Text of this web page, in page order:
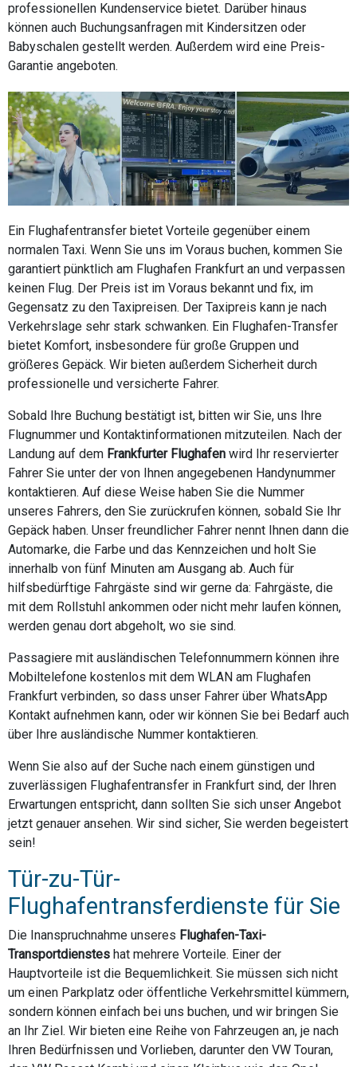
professionellen Kundenservice bietet. Darüber hinaus
können auch Buchungsanfragen mit Kindersitzen oder
Babyschalen gestellt werden. Außerdem wird eine Preis-
Garantie angeboten.
Ein Flughafentransfer bietet Vorteile gegenüber einem
normalen Taxi. Wenn Sie uns im Voraus buchen, kommen Sie
garantiert pünktlich am Flughafen Frankfurt an und verpassen
keinen Flug. Der Preis ist im Voraus bekannt und fix, im
Gegensatz zu den Taxipreisen. Der Taxipreis kann je nach
Verkehrslage sehr stark schwanken. Ein Flughafen-Transfer
bietet Komfort, insbesondere für große Gruppen und
größeres Gepäck. Wir bieten außerdem Sicherheit durch
professionelle und versicherte Fahrer.
Sobald Ihre Buchung bestätigt ist, bitten wir Sie, uns Ihre
Flugnummer und Kontaktinformationen mitzuteilen. Nach der
Landung auf dem Frankfurter Flughafen wird Ihr reservierter
Fahrer Sie unter der von Ihnen angegebenen Handynummer
kontaktieren. Auf diese Weise haben Sie die Nummer
unseres Fahrers, den Sie zurückrufen können, sobald Sie Ihr
Gepäck haben. Unser freundlicher Fahrer nennt Ihnen dann die
Automarke, die Farbe und das Kennzeichen und holt Sie
innerhalb von fünf Minuten am Ausgang ab. Auch für
hilfsbedürftige Fahrgäste sind wir gerne da: Fahrgäste, die
mit dem Rollstuhl ankommen oder nicht mehr laufen können,
werden genau dort abgeholt, wo sie sind.
Passagiere mit ausländischen Telefonnummern können ihre
Mobiltelefone kostenlos mit dem WLAN am Flughafen
Frankfurt verbinden, so dass unser Fahrer über WhatsApp
Kontakt aufnehmen kann, oder wir können Sie bei Bedarf auch
über Ihre ausländische Nummer kontaktieren.
Wenn Sie also auf der Suche nach einem günstigen und
zuverlässigen Flughafentransfer in Frankfurt sind, der Ihren
Erwartungen entspricht, dann sollten Sie sich unser Angebot
jetzt genauer ansehen. Wir sind sicher, Sie werden begeistert
sein!
Tür-zu-Tür-
Flughafentransferdienste für Sie
Die Inanspruchnahme unseres Flughafen-Taxi-
Transportdienstes hat mehrere Vorteile. Einer der
Hauptvorteile ist die Bequemlichkeit. Sie müssen sich nicht
um einen Parkplatz oder öffentliche Verkehrsmittel kümmern,
sondern können einfach bei uns buchen, und wir bringen Sie
an Ihr Ziel. Wir bieten eine Reihe von Fahrzeugen an, je nach
Ihren Bedürfnissen und Vorlieben, darunter den VW Touran,